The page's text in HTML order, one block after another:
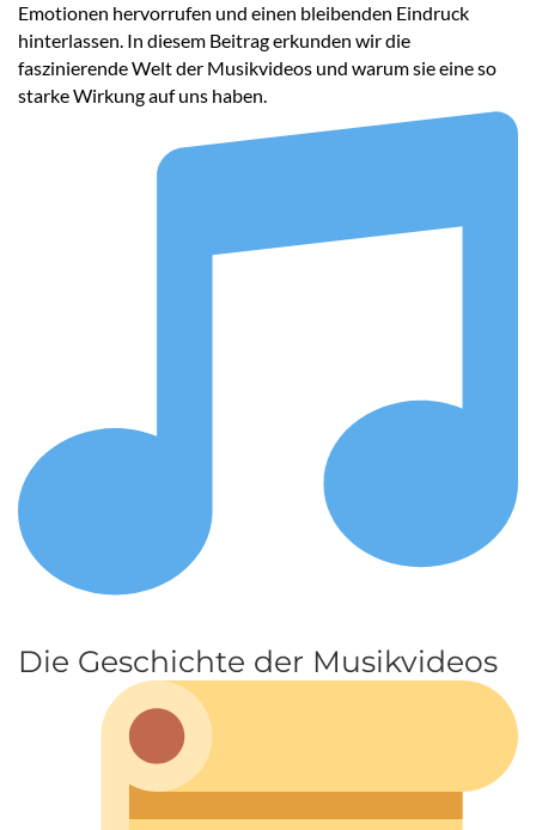
Emotionen hervorrufen und einen bleibenden Eindruck
hinterlassen. In diesem Beitrag erkunden wir die
faszinierende Welt der Musikvideos und warum sie eine so
starke Wirkung auf uns haben.
Die Geschichte der Musikvideos